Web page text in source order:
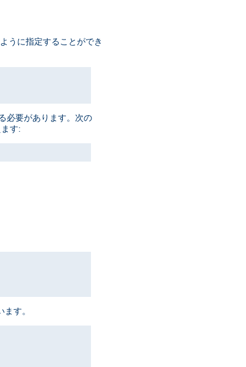
うに指定することができ
必要があります。次の
す:
す。